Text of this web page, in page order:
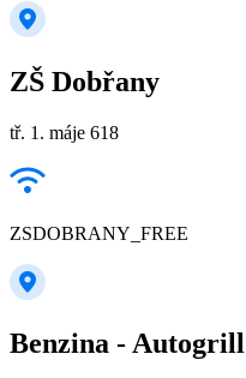
ZŠ Dobřany
tř. 1. máje 618
ZSDOBRANY_FREE
Benzina - Autogrill